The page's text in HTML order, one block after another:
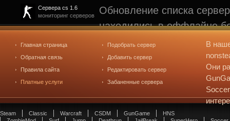
Сервера cs 1.6
мониторинг серверов
Обновление списка
находились в оффлайне
рейтинге не участвуют.
редактирования
.
Главная страница
Обратная связь
Правила сайта
Платные услуги
Подобрать сервер
Добавить сервер
Редактировать сервер
Забаненные сервера
В
Они
Steam Classic Warcraft CSDM GunGame
HNS